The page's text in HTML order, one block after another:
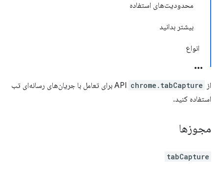
محدودیت‌های استفاده
بیشتر بدانید
انواع
از API chrome.tabCapture
برای تعامل با جریان‌های رسانه‌ای تب
استفاده کنید.
مجوزها
tabCapture